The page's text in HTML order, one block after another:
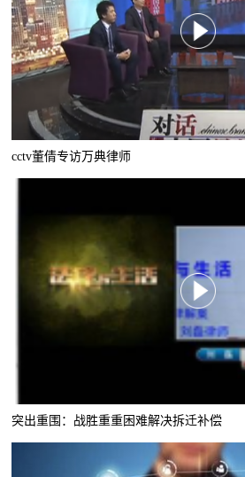
cctv董倩专访万典律师
突出重围：战胜重重困难解决拆迁补偿